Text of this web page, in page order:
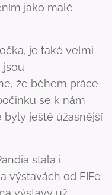
jako malé
je také velmi
jsou
že během práce
se k nám
byly ještě úžasnější
stala i
výstavách od FIFe